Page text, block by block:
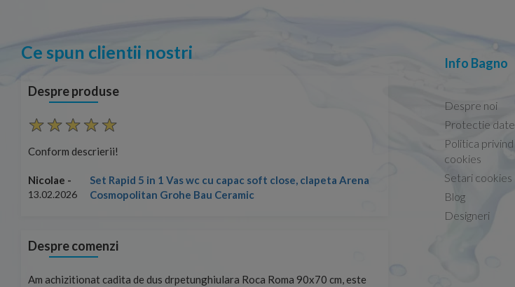
Ce spun clientii nostri
Despre produse
Conform descrierii!
Nicolae -
13.02.2026
Set Rapid 5 in 1 Vas wc cu capac soft close, clapeta Arena
Cosmopolitan Grohe Bau Ceramic
Conform descrierii!
13.02.2026
Despre comenzi
Am achizitionat cadita de dus drpetunghiulara Roca Roma 90x70 cm, este
Info Bagno
Despre noi
Protectie date
Politica privind
cookies
Setari cookies
Blog
Designeri